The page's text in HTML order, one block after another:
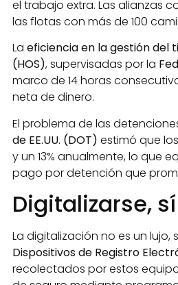
el trabajo extra. Las alianzas
las flotas con más de 100
La eficiencia en la gestión del
(HOS), supervisadas por la
marco de 14 horas
neta de dinero.
El problema de las
de EE.UU. (DOT) estimó que
y un 13% anualmente, lo que
pago por detención que
Digitalizarse,
La digitalización no es un
Dispositivos de Registro
recolectados por estos